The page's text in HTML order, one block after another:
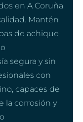
en A Coruña
Mantén
de achique
segura y sin
con
capaces de
la corrosión y